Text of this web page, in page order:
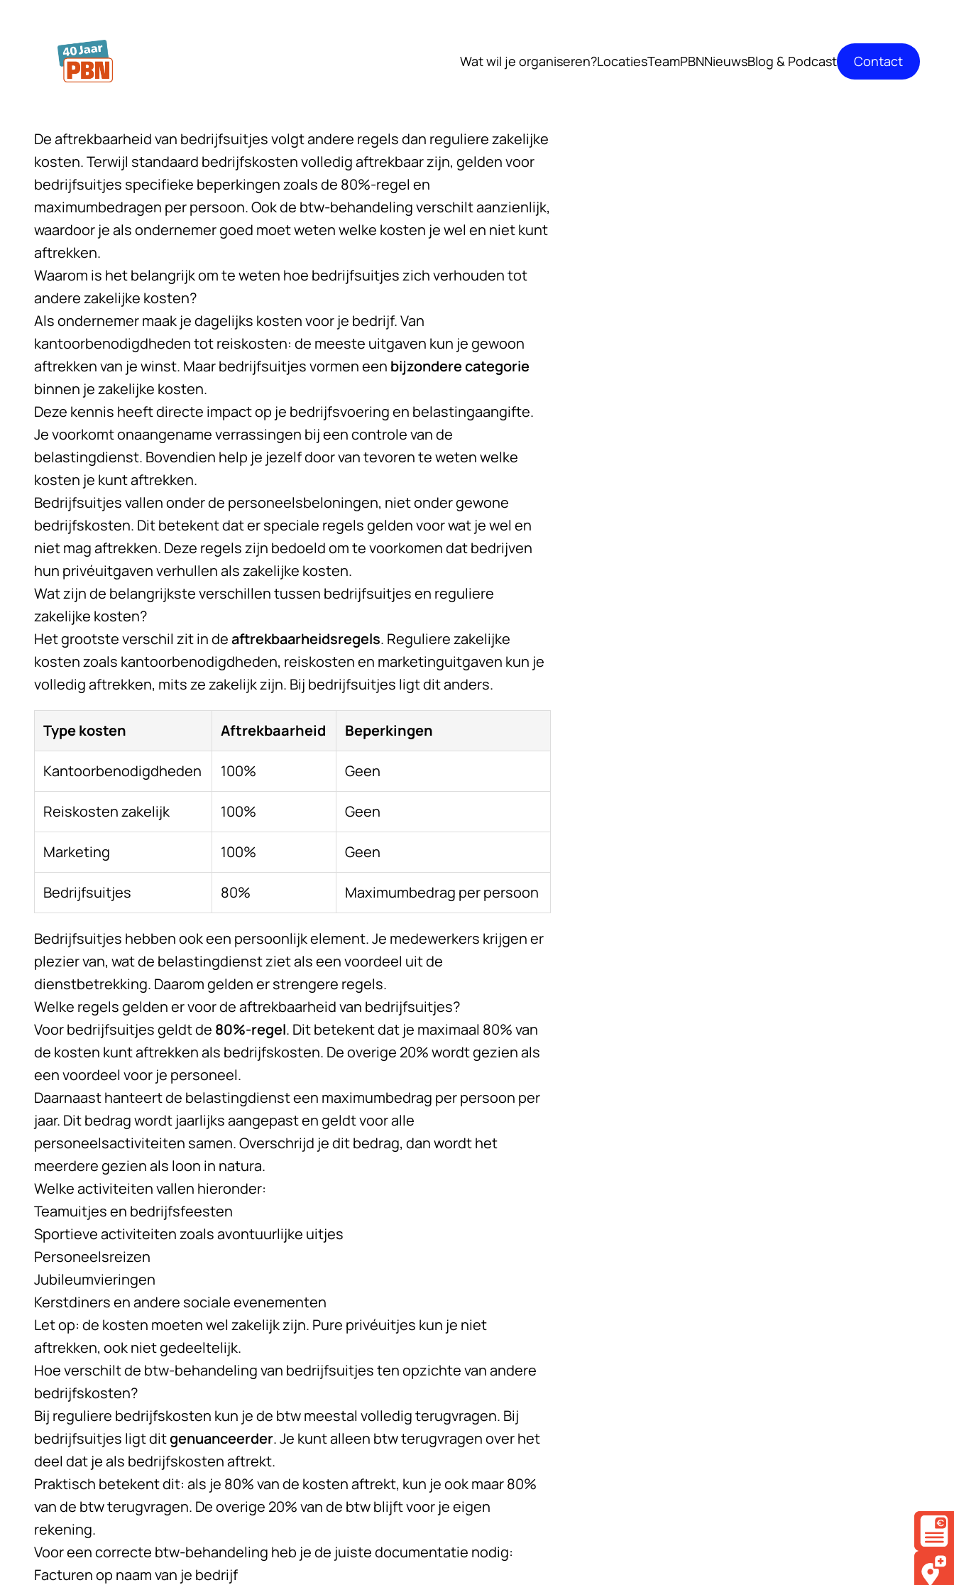
Wat wil je organiseren?LocatiesTeamPBNNieuwsBlog & Podcast Contact
De aftrekbaarheid van bedrijfsuitjes volgt andere regels dan reguliere zakelijke
kosten. Terwijl standaard bedrijfskosten volledig aftrekbaar zijn, gelden voor
bedrijfsuitjes specifieke beperkingen zoals de 80%-regel en
maximumbedragen per persoon. Ook de btw-behandeling verschilt aanzienlijk,
waardoor je als ondernemer goed moet weten welke kosten je wel en niet kunt
aftrekken.
Waarom is het belangrijk om te weten hoe bedrijfsuitjes zich verhouden tot
andere zakelijke kosten?
Als ondernemer maak je dagelijks kosten voor je bedrijf. Van
kantoorbenodigdheden tot reiskosten: de meeste uitgaven kun je gewoon
aftrekken van je winst. Maarbedrijfsuitjesvormen een bijzondere categorie
binnen je zakelijke kosten.
Deze kennis heeft directe impact op je bedrijfsvoering en belastingaangifte.
Je voorkomt onaangename verrassingen bij een controle van de
belastingdienst. Bovendien help je jezelf door van tevoren te weten welke
kosten je kunt aftrekken.
Bedrijfsuitjes vallen onder de personeelsbeloningen, niet onder gewone
bedrijfskosten. Dit betekent dat er speciale regels gelden voor wat je wel en
niet mag aftrekken. Deze regels zijn bedoeld om te voorkomen dat bedrijven
hun privéuitgaven verhullen als zakelijke kosten.
Wat zijn de belangrijkste verschillen tussen bedrijfsuitjes en reguliere
zakelijke kosten?
Het grootste verschil zit in deaftrekbaarheidsregels. Reguliere zakelijke
kosten zoals kantoorbenodigdheden, reiskosten en marketinguitgaven kun je
volledig aftrekken, mits ze zakelijk zijn. Bij bedrijfsuitjes ligt dit anders.
Type kosten Aftrekbaarheid Beperkingen
Kantoorbenodigdheden 100% Geen
Reiskosten zakelijk 100% Geen
Marketing 100% Geen
Bedrijfsuitjes 80% Maximumbedrag per persoon
Bedrijfsuitjes hebben ook een persoonlijk element. Je medewerkers krijgen er
plezier van, wat de belastingdienst ziet als een voordeel uit de
dienstbetrekking. Daarom gelden er strengere regels.
Welke regels gelden er voor de aftrekbaarheid van bedrijfsuitjes?
Voor bedrijfsuitjes geldt de 80%-regel. Dit betekent dat je maximaal 80% van
de kosten kunt aftrekken als bedrijfskosten. De overige 20% wordt gezien als
een voordeel voor je personeel.
Daarnaast hanteert de belastingdienst een maximumbedrag per persoon per
jaar. Dit bedrag wordt jaarlijks aangepast en geldt voor alle
personeelsactiviteiten samen. Overschrijd je dit bedrag, dan wordt het
meerdere gezien als loon in natura.
Welke activiteiten vallen hieronder:
Teamuitjes en bedrijfsfeesten
Sportieve activiteiten zoals avontuurlijke uitjes
Personeelsreizen
Jubileumvieringen
Kerstdiners en andere sociale evenementen
Let op: de kosten moeten wel zakelijk zijn. Pure privéuitjes kun je niet
aftrekken, ook niet gedeeltelijk.
Hoe verschilt de btw-behandeling van bedrijfsuitjes ten opzichte van andere
bedrijfskosten?
Bij reguliere bedrijfskosten kun je de btw meestal volledig terugvragen. Bij
bedrijfsuitjes ligt ditgenuanceerder. Je kunt alleen btw terugvragen over het
deel dat je als bedrijfskosten aftrekt.
Praktisch betekent dit: als je 80% van de kosten aftrekt, kun je ook maar 80%
van de btw terugvragen. De overige 20% van de btw blijft voor je eigen
rekening.
Voor een correcte btw-behandeling heb je de juiste documentatie nodig:
Facturen op naam van je bedrijf